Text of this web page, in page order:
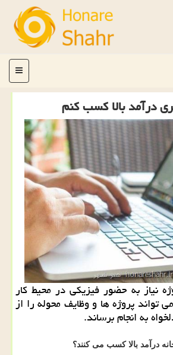
منو
درآمد بالا كسب كنم
نیاز به حضور فیزیكی در محیط كار
تواند پروژه ها و وظایف محوله را از
به انجام برساند.
درآمد بالا کسب می کنند؟